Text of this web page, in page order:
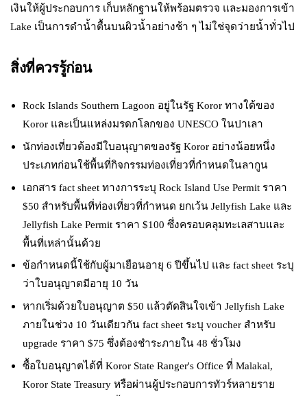
เงินให้ผู้ประกอบการ เก็บหลักฐานให้พร้อมตรวจ และมองการเข้า
Lake เป็นการดำน้ำตื้นบนผิวน้ำอย่างช้า ๆ ไม่ใช่จุดว่ายน้ำทั่วไป
สิ่งที่ควรรู้ก่อน
Rock Islands Southern Lagoon อยู่ในรัฐ Koror ทางใต้ของ
Koror และเป็นแหล่งมรดกโลกของ UNESCO ในปาเลา
นักท่องเที่ยวต้องมีใบอนุญาตของรัฐ Koror อย่างน้อยหนึ่ง
ประเภทก่อนใช้พื้นที่กิจกรรมท่องเที่ยวที่กำหนดในลากูน
เอกสาร fact sheet ทางการระบุ Rock Island Use Permit ราคา
$50 สำหรับพื้นที่ท่องเที่ยวที่กำหนด ยกเว้น Jellyfish Lake และ
Jellyfish Lake Permit ราคา $100 ซึ่งครอบคลุมทะเลสาบและ
พื้นที่เหล่านั้นด้วย
ข้อกำหนดนี้ใช้กับผู้มาเยือนอายุ 6 ปีขึ้นไป และ fact sheet ระบุ
ว่าใบอนุญาตมีอายุ 10 วัน
หากเริ่มด้วยใบอนุญาต $50 แล้วตัดสินใจเข้า Jellyfish Lake
ภายในช่วง 10 วันเดียวกัน fact sheet ระบุ voucher สำหรับ
upgrade ราคา $75 ซึ่งต้องชำระภายใน 48 ชั่วโมง
ซื้อใบอนุญาตได้ที่ Koror State Ranger's Office ที่ Malakal,
Koror State Treasury หรือผ่านผู้ประกอบการทัวร์หลายราย